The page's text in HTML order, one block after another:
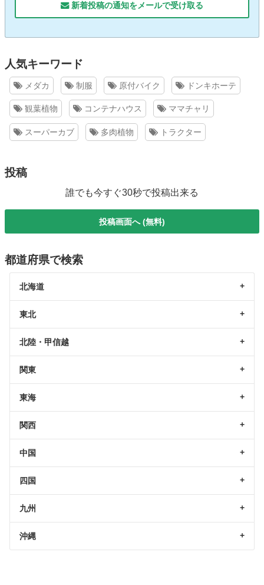
新着投稿の通知をメールで受け取る
人気キーワード
メダカ 制服 原付バイク ドンキホーテ
観葉植物 コンテナハウス ママチャリ
スーパーカブ 多肉植物 トラクター
投稿
誰でも今すぐ30秒で投稿出来る
投稿画面へ (無料)
都道府県で検索
北海道
東北
北陸・甲信越
関東
東海
関西
中国
四国
九州
沖縄